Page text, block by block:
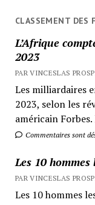
CLASSEMENT DES
L’Afrique
2023
PAR VINCESLAS
Les milliardaires
2023, selon les
américain
Commentaires sont
Les 10
PAR VINCESLAS
Les 10 hommes